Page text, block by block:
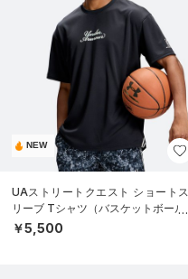
NEW
UAストリートクエスト ショートス
リーブ Tシャツ（バスケットボール/
MEN）
￥5,500